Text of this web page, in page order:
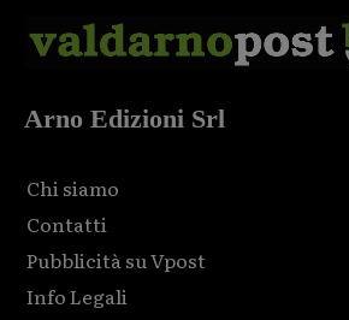
Arno Edizioni Srl
Chi siamo
Contatti
Pubblicità su Vpost
Info Legali